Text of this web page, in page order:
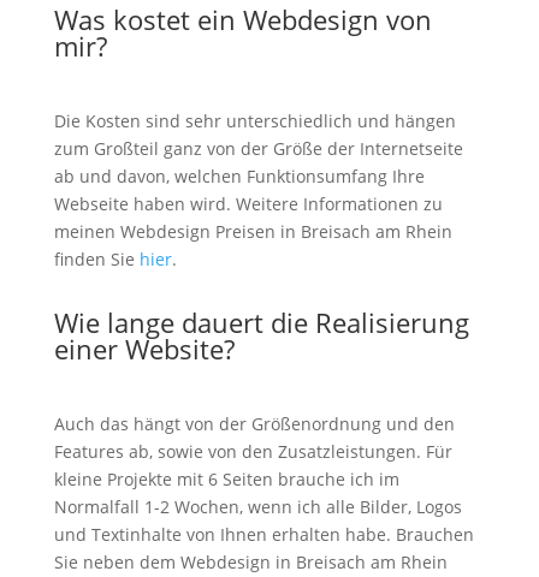
Was kostet ein Webdesign von
mir?
Die Kosten sind sehr unterschiedlich und hängen
zum Großteil ganz von der Größe der Internetseite
ab und davon, welchen Funktionsumfang Ihre
Webseite haben wird. Weitere Informationen zu
meinen Webdesign Preisen in Breisach am Rhein
finden Sie hier.
Wie lange dauert die Realisierung
einer Website?
Auch das hängt von der Größenordnung und den
Features ab, sowie von den Zusatzleistungen. Für
kleine Projekte mit 6 Seiten brauche ich im
Normalfall 1-2 Wochen, wenn ich alle Bilder, Logos
und Textinhalte von Ihnen erhalten habe. Brauchen
Sie neben dem Webdesign in Breisach am Rhein